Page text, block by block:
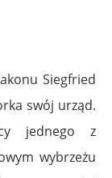
Siegfried
swój urząd.
jednego z
wybrzeżu